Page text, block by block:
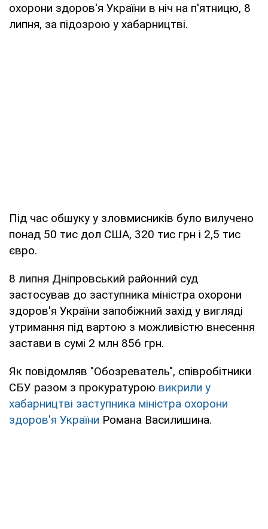
охорони здоров'я України в ніч на п'ятницю, 8
липня, за підозрою у хабарництві.
Під час обшуку у зловмисників було вилучено
понад 50 тис дол США, 320 тис грн і 2,5 тис
євро.
8 липня Дніпровський районний суд
застосував до заступника міністра охорони
здоров'я України запобіжний захід у вигляді
утримання під вартою з можливістю внесення
застави в сумі 2 млн 856 грн.
Як повідомляв "Обозреватель", співробітники
СБУ разом з прокуратурою викрили у
хабарництві заступника міністра охорони
здоров'я України Романа Василишина.